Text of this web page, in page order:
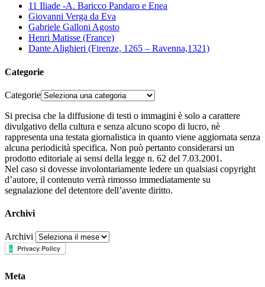
11 Iliade -A. Baricco Pandaro e Enea
Giovanni Verga da Eva
Gabriele Galloni Agosto
Henri Matisse (France)
Dante Alighieri (Firenze, 1265 – Ravenna,1321)
Categorie
Categorie
Si precisa che la diffusione di testi o immagini è solo a carattere
divulgativo della cultura e senza alcuno scopo di lucro, nè
rappresenta una testata giornalistica in quanto viene aggiornata senza
alcuna periodicità specifica. Non può pertanto considerarsi un
prodotto editoriale ai sensi della legge n. 62 del 7.03.2001.
Nel caso si dovesse involontariamente ledere un qualsiasi copyright
d’autore, il contenuto verrà rimosso immediatamente su
segnalazione del detentore dell’avente diritto.
Archivi
Archivi
Meta